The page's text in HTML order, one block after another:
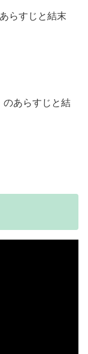
らすじと結末
のあらすじと結